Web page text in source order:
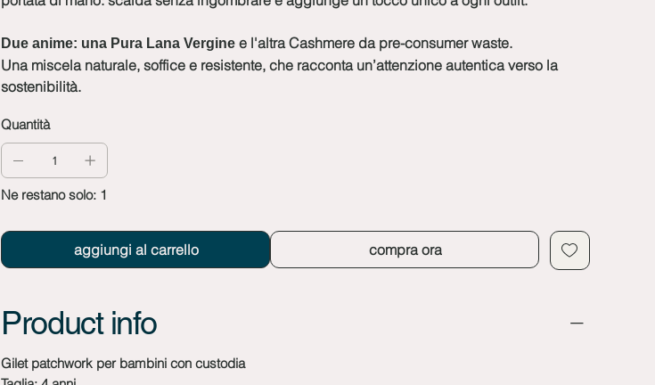
Due anime: una Pura Lana Vergine e l'altra Cashmere da pre-consumer waste.
Una miscela naturale, soffice e resistente, che racconta un’attenzione autentica verso la
sostenibilità.
Quantità
Ne restano solo: 1
aggiungi al carrello compra ora
Product info
Gilet patchwork per bambini con custodia